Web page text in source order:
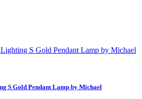
S Gold Pendant Lamp by Michael